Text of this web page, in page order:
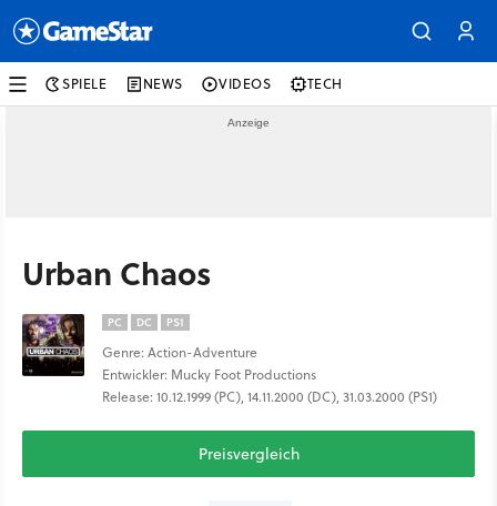
SPIELE NEWS VIDEOS TECH
Urban Chaos
PC DC PS1
Genre: Action-Adventure
Entwickler: Mucky Foot Productions
Release: 10.12.1999 (PC), 14.11.2000 (DC), 31.03.2000 (PS1)
Preisvergleich